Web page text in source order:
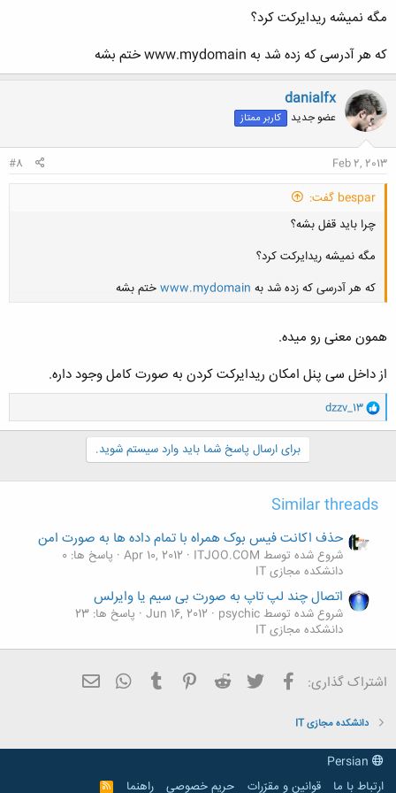
مگه نمیشه ریدایرکت کرد؟
که هر آدرسی که زده شد به www.mydomain ختم بشه
danialfx
عضو جدید کاربر ممتاز
Feb 2, 2013
#8
bespar گفت:
چرا باید قفل بشه؟
مگه نمیشه ریدایرکت کرد؟
که هر آدرسی که زده شد به www.mydomainختم بشه
همون معنی رو میده.
از داخل سی پنل امکان ریدایرکت کردن به صورت کامل وجود داره.
و
ا
ک
:
dzzv_13
برای ارسال پاسخ شما باید وارد سیستم شوید.
Similar threads
حذف اکانت فیس بوک همراه با تمام داده ها به صورت امن
شروع شده توسط ITJOO.COM Apr 10, 2012 پاسخ ها: 0
دانشکده مجازی IT
اتصال چند لپ تاپ به صورت بی سیم یا وایرلس
شروع شده توسط psychic Jun 16, 2012 پاسخ ها: 23
دانشکده مجازی IT
اشتراک گذاری: فیسبوک تویتر Reddit
Pinterest
Tumblr
WhatsApp
دانشکده مجازی IT
ارتباط با ما
قوانین و مقرّرات حریم خصوصی راهنما
R